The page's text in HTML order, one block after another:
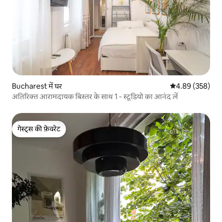
Bucharest में घर औसत रेटिंग 5 में से
4.89 (358)
अतिरिक्त आरामदायक बिस्तर के साथ 1 - स्टूडियो का आनंद लें
गेस्ट्स की फ़ेवरेट
गेस्ट्स की फ़ेवरेट